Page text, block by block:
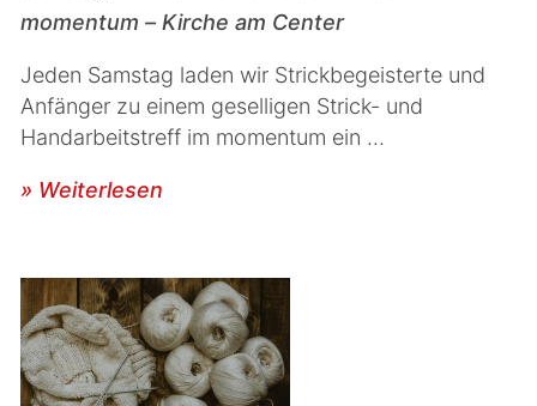
momentum – Kirche am Center
Jeden Samstag laden wir Strickbegeisterte und
Anfänger zu einem geselligen Strick- und
Handarbeitstreff im momentum ein ...
» Weiterlesen